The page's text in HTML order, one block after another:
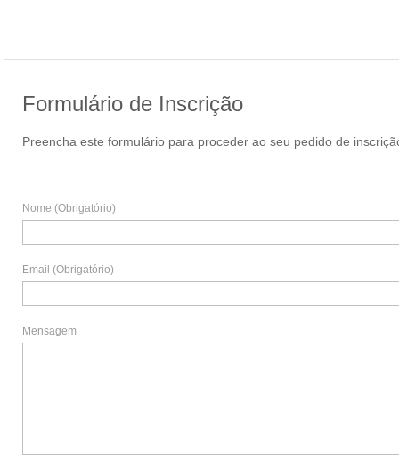
Formulário de Inscrição
Preencha este formulário para proceder ao seu pedido de
Nome (Obrigatório)
Email (Obrigatório)
Mensagem